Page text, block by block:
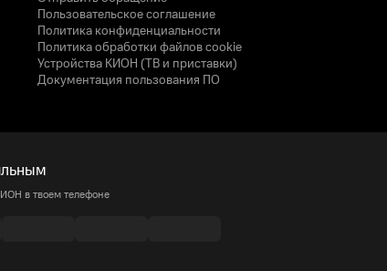
Пользовательское соглашение
Политика конфиденциальности
Политика обработки файлов cookie
Устройства КИОН (ТВ и приставки)
Документация пользования ПО
в твоем телефоне